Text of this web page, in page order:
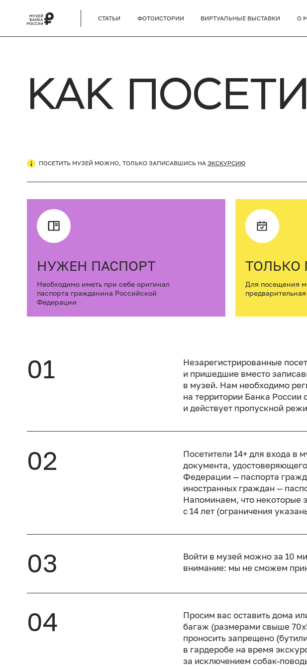
СТАТЬИ ФОТОИСТОРИИ ВИРТУАЛЬНЫЕ ВЫСТАВКИ О
КАК
ПОСЕТИТЬ МУЗЕЙ МОЖНО, ТОЛЬКО ЗАПИСАВШИСЬ НАЭКСКУРСИЮ
НУЖЕН ПАСПОРТ
Необходимо иметь при себе оригинал
паспорта гражданина Российской
Федерации
ТОЛЬКО
Для посещения
01
Незарегистрированные
и пришедшие вместо
в музей. Нам необходимо
на территории Банка
и действует пропускной
02
Посетители 14+ для входа в
документа,
Федерации — паспорта
иностранных граждан —
Напоминаем, что некоторые
с 14 лет (ограничения
03
Войти в музей можно за 10
внимание: мы не сможем
04
Просим вас оставить дома
багаж (размерами свыше
проносить запрещено
в гардеробе на время
за исключением собак-